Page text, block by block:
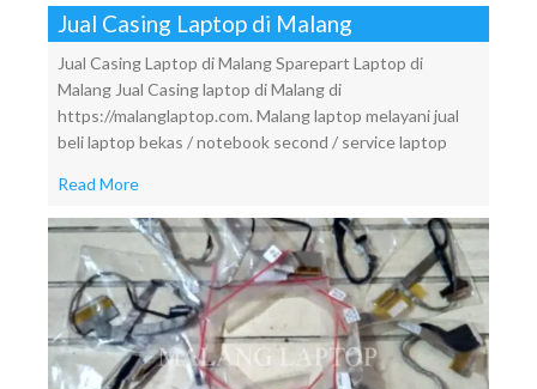
Jual Casing Laptop di Malang
Jual Casing Laptop di Malang Sparepart Laptop di
Malang Jual Casing laptop di Malang di
https://malanglaptop.com. Malang laptop melayani jual
beli laptop bekas / notebook second / service laptop
Read More